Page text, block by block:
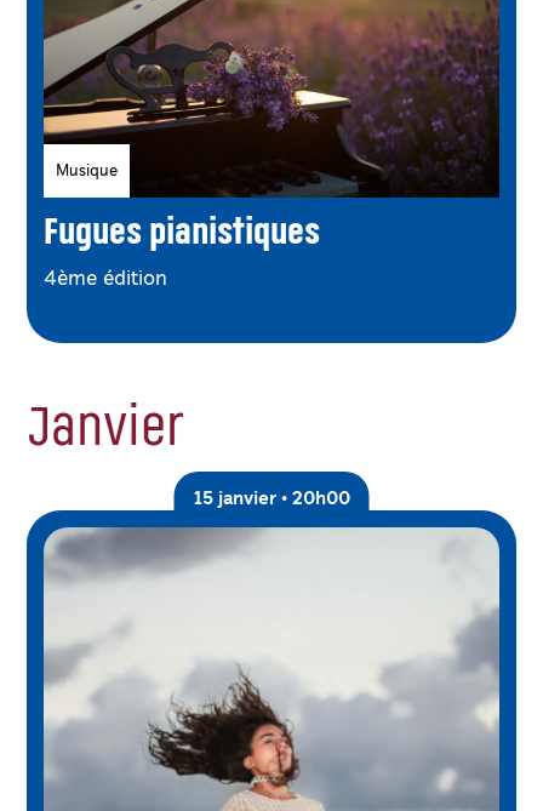
Fugues pianistiques
Musique
4ème édition
Janvier
15 janvier • 20h00